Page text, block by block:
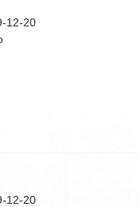
12-20
12-20